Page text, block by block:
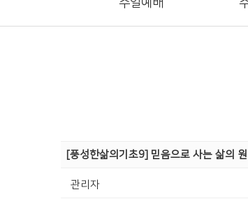
주일예배
[풍성한삶의기초9] 믿음으로 사는 삶의
관리자